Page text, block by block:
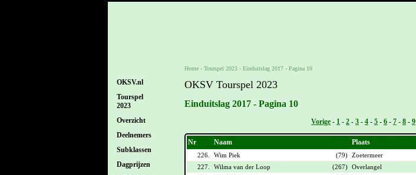
OKSV.nl
Tourspel
2023
Overzicht
Deelnemers
Subklassen
Dagprijzen
Home- Tourspel 2023- Einduitslag 2017 - Pagina 10
OKSV Tourspel 2023
Einduitslag 2017 - Pagina 10
Vorige - 1 - 2 - 3 - 4 - 5 - 6 - 7 - 8 - 9
Nr Naam Plaats
226. Wim Piek (79) Zoetermeer
227.
Wilma van der Loop (267) Overlangel